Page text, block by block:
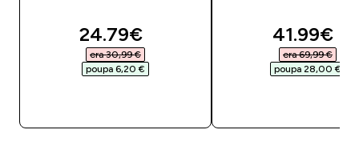
discounted price
24.79€‎
era 30,99 €‎
poupa 6,20 €‎
41.99€‎
era 69,99 €‎
poupa 28,00 €‎